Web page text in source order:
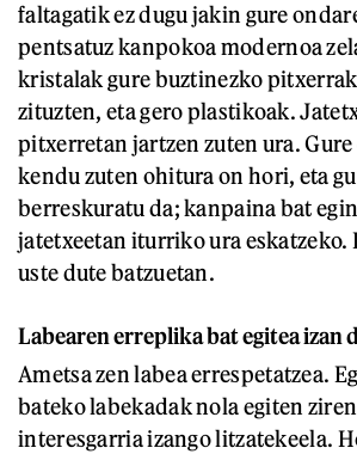
faltagatik ez dugu jakin gure
pentsatuz kanpokoa modernoa
kristalak gure buztinezko
zituzten, eta gero plastikoak.
pitxerretan jartzen zuten ura.
kendu zuten ohitura on hori, eta
berreskuratu da; kanpaina bat
jatetxeetan iturriko ura eskatzeko.
uste dute batzuetan.
Labearen erreplika bat egitea izan
Ametsa zen labea errespetatzea.
bateko labekadak nola egiten
interesgarria izango litzatekeela.